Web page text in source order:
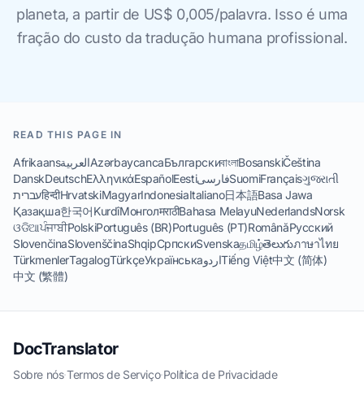
planeta, a partir de US$ 0,005/palavra. Isso é uma
fração do custo da tradução humana profissional.
READ THIS PAGE IN
AfrikaansالعربيةAzərbaycancaБългарскиবাংলাBosanskiČeština
DanskDeutschΕλληνικάEspañolEestiفارسیSuomiFrançaisગુજરાતી
עבריתहिन्दीHrvatskiMagyarIndonesiaItaliano日本語Basa Jawa
Қазақша한국어KurdîМонголमराठीBahasa MelayuNederlandsNorsk
ଓଡିଆਪੰਜਾਬੀPolskiPortuguês (BR)Português (PT)RomânăРусский
SlovenčinaSlovenščinaShqipСрпскиSvenskaதமிழ்తెలుగుภาษาไทย
TürkmenlerTagalogTürkçeУкраїнськаاردوTiếng Việt中文 (简体)
中文 (繁體)
DocTranslator
Sobre nós·Termos de Serviço·Política de Privacidade